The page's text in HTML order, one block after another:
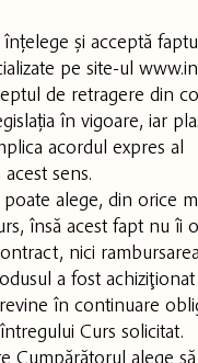
și acceptă
pe site-ul
de retragere din
în vigoare, iar
acordul expres al
sens.
alege, din orice
însă acest fapt nu îi
nici
a fost
în continuare
Curs solicitat.
Cumpărătorul alege